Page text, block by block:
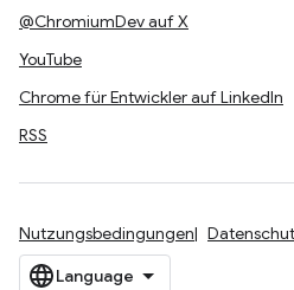
@ChromiumDev auf X
YouTube
Chrome für Entwickler auf LinkedIn
RSS
Nutzungsbedingungen